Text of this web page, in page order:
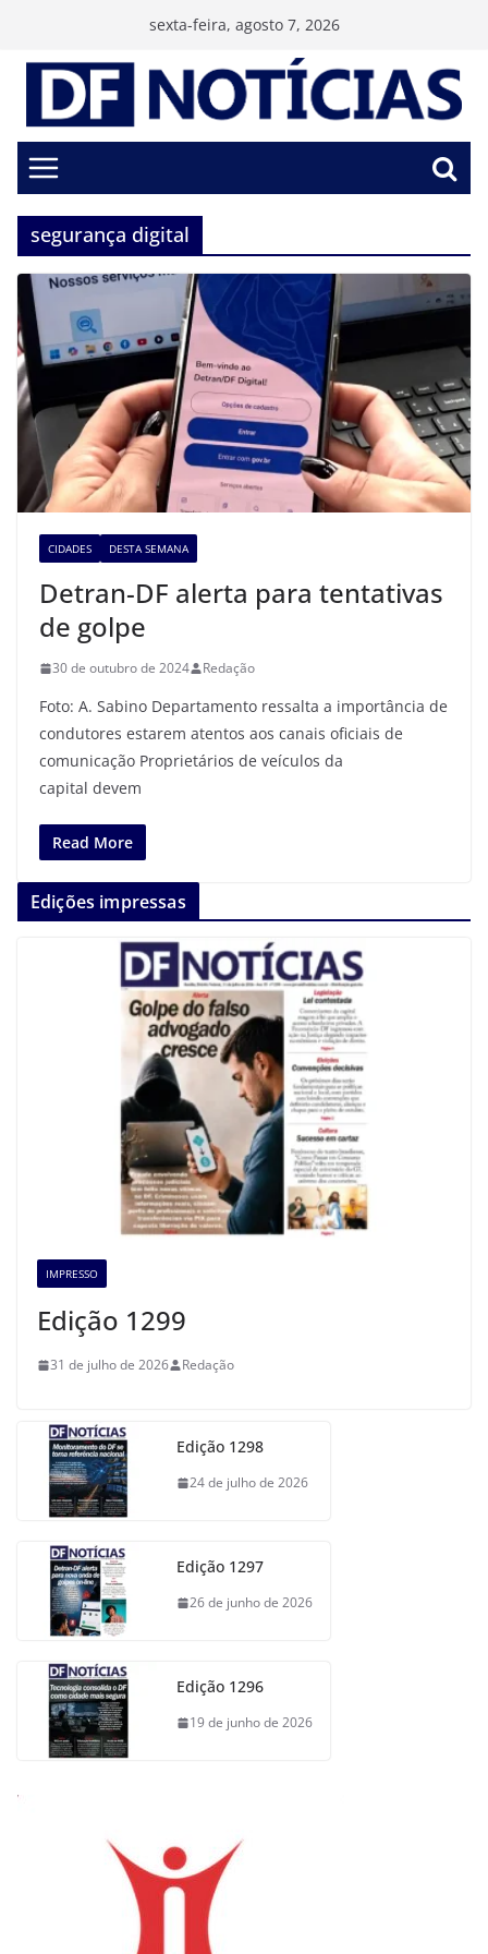
conteúdo
sexta-feira, agosto 7, 2026
segurança digital
CIDADES DESTA SEMANA
Detran-DF alerta para tentativas
de golpe
30 de outubro de 2024 Redação
Foto: A. Sabino Departamento ressalta a importância de
condutores estarem atentos aos canais oficiais de
comunicação Proprietários de veículos da
capital devem
Read More
Edições impressas
IMPRESSO
Edição 1299
31 de julho de 2026 Redação
Edição 1298
24 de julho de 2026
Edição 1297
26 de junho de 2026
Edição 1296
19 de junho de 2026